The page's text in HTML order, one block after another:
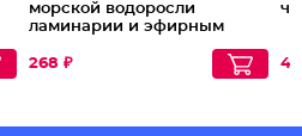
морской водоросли
ламинарии и эфирным
Океаническая
268 ₽